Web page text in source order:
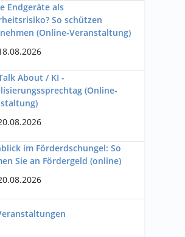
Endgeräte als
So schützen
(Online-Veranstaltung)
About / KI -
(Online-
im Förderdschungel: So
Sie an Fördergeld (online)